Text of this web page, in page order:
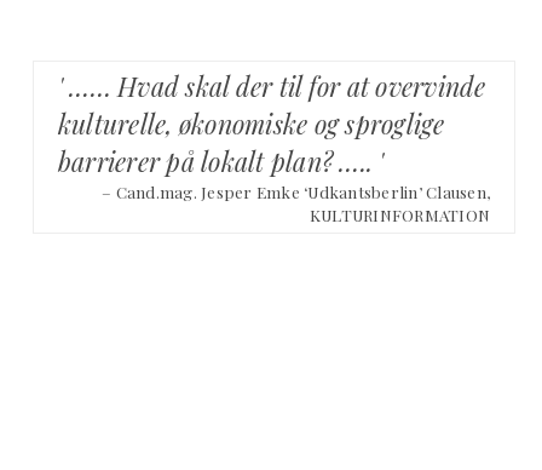
' …… Hvad skal der til for at overvinde
kulturelle, økonomiske og sproglige
barrierer på lokalt plan? ….. '
– Cand.mag. Jesper Emke ‘Udkantsberlin’ Clausen,
KULTURINFORMATION